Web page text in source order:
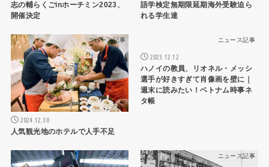
志の輔らくごinホーチミン2023、
開催決定
語学検定無期限延期海外受験迫ら
れる学生達
ニュース記事
2024.12.30
人気観光地のホテルで人手不足
ニュース記事
2023.12.12
ハノイの教員、リオネル・メッシ
選手が好きすぎて肖像画を壁に｜
週末に読みたい！ベトナム時事ネ
タ帳
ニュース記事 ニュース記事